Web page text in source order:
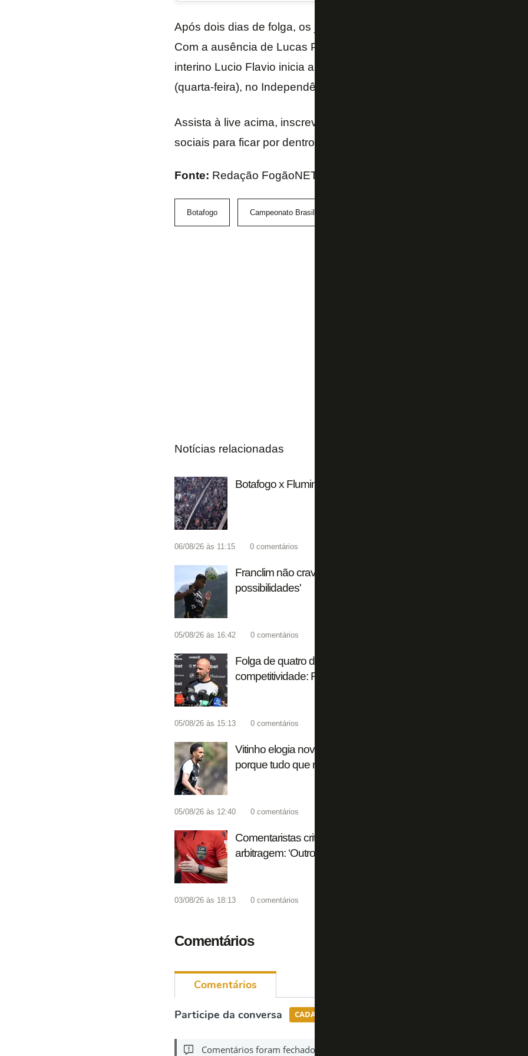
Após dois dias de folga, os jogadores se reapresentam nesta quarta-
Com a ausência de Lucas Perri, convocado para a Seleção
interino Lucio Flavio inicia a preparação para enfrentar o América-
(quarta-feira), no Independência.
Assista à live acima, inscreva-se no nosso canal no YouTube e siga
sociais para ficar por dentro das últimas notícias do
Fonte: Redação FogãoNET
Botafogo Campeonato Brasileiro
Notícias relacionadas
Botafogo x Fluminense chega a 15 mil ingressos vendidos de
06/08/26 às 11:15 0 comentários
Franclim não crava substituto de Huguinho em Botafogo x
possibilidades'
05/08/26 às 16:42 0 comentários
Folga de quatro dias, título brasileiro 'impossível', ambição na
competitividade: Franclim abre o jogo no Botafogo
05/08/26 às 15:13 0 comentários
Vitinho elogia nova gestão: 'Sabemos um pouco do plano do
porque tudo que nos falam está acontecendo'
05/08/26 às 12:40 0 comentários
Comentaristas criticam Flamengo e Palmeiras por troca de
arbitragem: ‘Outro dia estávamos falando do John Textor, é a
03/08/26 às 18:13 0 comentários
Comentários